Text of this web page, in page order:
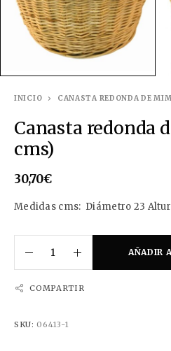
INICIO CANASTA REDONDA DE
Canasta redonda
cms)
30,70€
Medidas cms: Diámetro 23
AÑADIR
COMPARTIR
SKU:06413-1